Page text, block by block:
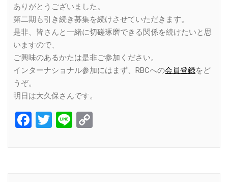
ありがとうございました。
第二期も引き続き募集を続けさせていただきます。
是非、皆さんと一緒に切磋琢磨できる関係を続けたいと思
いますので、
ご興味のあるかたは是非ご参加ください。
インターナショナル参加にはまず、RBCへの会員登録をど
うぞ。
明日は大久保さんです。
Facebook
Twitter
Line